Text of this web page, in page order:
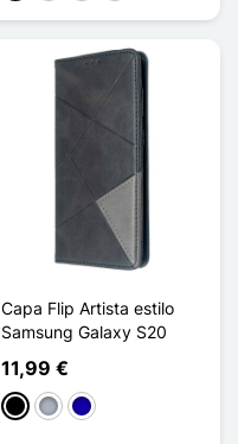
Capa Flip Artista estilo
Samsung Galaxy S20
11,99 €
PretoCinzentoAzul Escuro